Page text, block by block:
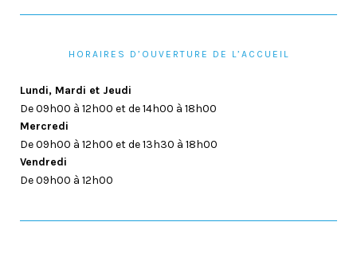
HORAIRES D’OUVERTURE DE L’ACCUEIL
Lundi, Mardi et Jeudi
De 09h00 à 12h00 et de 14h00 à 18h00
Mercredi
De 09h00 à 12h00 et de 13h30 à 18h00
Vendredi
De 09h00 à 12h00